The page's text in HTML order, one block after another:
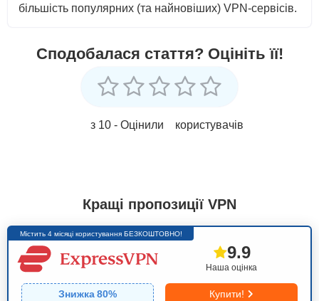
більшість популярних (та найновіших) VPN-сервісів.
Сподобалася стаття? Оцініть її!
з 10 - Оцінили користувачів
Кращі пропозиції VPN
Містить 4 місяці користування БЕЗКОШТОВНО!
Наша оцінка
9.9
Знижка80% Купити!